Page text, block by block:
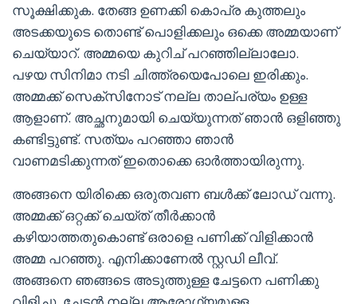
സൂക്ഷിക്കുക. തേങ്ങ ഉണക്കി കൊപ്ര കുത്തലും
അടക്കയുടെ തൊണ്ട് പൊളിക്കലും ഒക്കെ അമ്മയാണ്
ചെയ്യാറ്. അമ്മയെ കുറിച് പറഞ്ഞില്ലാലോ.
പഴയ സിനിമാ നടി ചിത്ത്രയെപോലെ ഇരിക്കും.
അമ്മക്ക് സെക്സിനോട് നല്ല താല്പര്യം ഉള്ള
ആളാണ്. അച്ഛനുമായി ചെയ്യുന്നത് ഞാൻ ഒളിഞ്ഞു
കണ്ടിട്ടുണ്ട്. സത്യം പറഞ്ഞാ ഞാൻ
വാണമടിക്കുന്നത് ഇതൊക്കെ ഓർത്തായിരുന്നു.
അങ്ങനെ യിരിക്കെ ഒരുതവണ ബൾക്ക് ലോഡ് വന്നു.
അമ്മക്ക് ഒറ്റക്ക് ചെയ്ത് തീർക്കാൻ
കഴിയാത്തതുകൊണ്ട് ഒരാളെ പണിക്ക് വിളിക്കാൻ
അമ്മ പറഞ്ഞു. എനിക്കാണേൽ സ്റ്റഡി ലീവ്.
അങ്ങനെ ഞങ്ങടെ അടുത്തുള്ള ചേട്ടനെ പണിക്കു